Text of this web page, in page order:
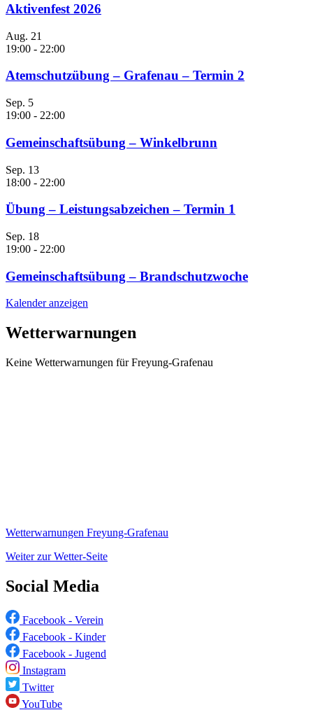
Aktivenfest 2026
Aug. 21
19:00 - 22:00
Atemschutzübung – Grafenau – Termin 2
Sep. 5
19:00 - 22:00
Gemeinschaftsübung – Winkelbrunn
Sep. 13
18:00 - 22:00
Übung – Leistungsabzeichen – Termin 1
Sep. 18
19:00 - 22:00
Gemeinschaftsübung – Brandschutzwoche
Kalender anzeigen
Wetterwarnungen
Keine Wetterwarnungen für Freyung-Grafenau
Wetterwarnungen Freyung-Grafenau
Weiter zur Wetter-Seite
Social Media
Facebook - Verein
Facebook - Kinder
Facebook - Jugend
Instagram
Twitter
YouTube